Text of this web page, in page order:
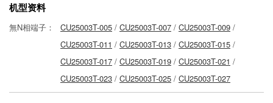
机型资料
無N相端子： CU25003T-005 / CU25003T-007 / CU25003T-009 /
CU25003T-011 / CU25003T-013 / CU25003T-015 /
CU25003T-017 / CU25003T-019 / CU25003T-021 /
CU25003T-023 / CU25003T-025 / CU25003T-027